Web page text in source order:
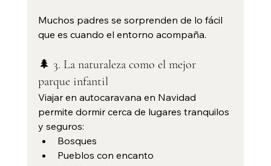
Muchos padres se sorprenden de lo fácil
que es cuando el entorno acompaña.
🌲 3. La naturaleza como el mejor
parque infantil
Viajar en autocaravana en Navidad
permite dormir cerca de lugares tranquilos
y seguros:
Bosques
Pueblos con encanto